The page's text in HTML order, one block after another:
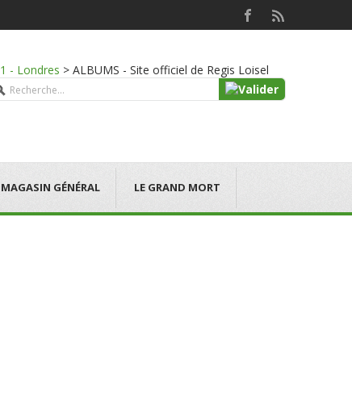
1 - Londres > ALBUMS - Site officiel de Regis Loisel
MAGASIN GÉNÉRAL LE GRAND MORT